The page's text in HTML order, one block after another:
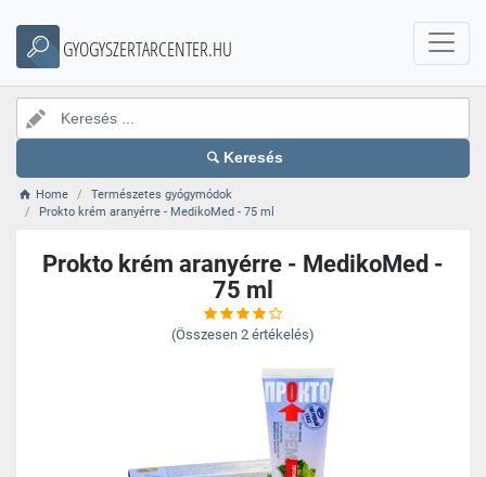
GYOGYSZERTARCENTER.HU
Keresés
Home
Természetes gyógymódok
Prokto krém aranyérre - MedikoMed - 75 ml
Prokto krém aranyérre - MedikoMed -
75 ml
(Összesen 2 értékelés)